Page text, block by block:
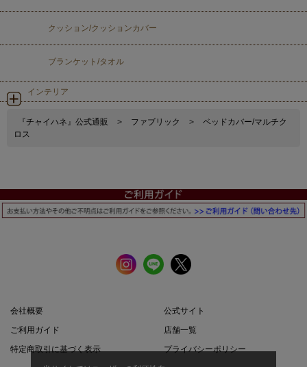
クッション/クッションカバー
ブランケット/タオル
インテリア
『チャイハネ』公式通販 > ファブリック >
ベッドカバー/マルチク
ロス
会社概要
公式サイト
ご利用ガイド
店舗一覧
特定商取引に基づく表示
プライバシーポリシー